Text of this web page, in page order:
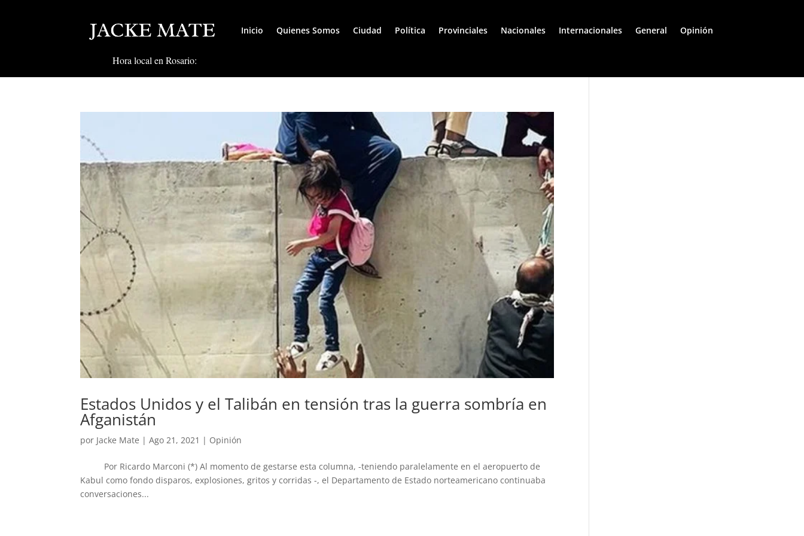
Inicio Quienes Somos Ciudad Política Provinciales Nacionales Internacionales General Opinión
Hora local en Rosario:
Estados Unidos y el Talibán en tensión tras la guerra sombría en
Afganistán
por Jacke Mate |Ago 21, 2021 | Opinión
Por Ricardo Marconi (*) Al momento de gestarse esta columna, -teniendo paralelamente en el aeropuerto de
Kabul como fondo disparos, explosiones, gritos y corridas -, el Departamento de Estado norteamericano continuaba
conversaciones...